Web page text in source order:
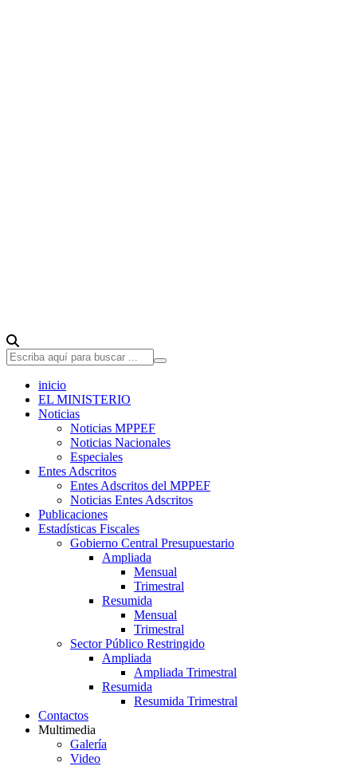
inicio
EL MINISTERIO
Noticias
Noticias MPPEF
Noticias Nacionales
Especiales
Entes Adscritos
Entes Adscritos del MPPEF
Noticias Entes Adscritos
Publicaciones
Estadísticas Fiscales
Gobierno Central Presupuestario
Ampliada
Mensual
Trimestral
Resumida
Mensual
Trimestral
Sector Público Restringido
Ampliada
Ampliada Trimestral
Resumida
Resumida Trimestral
Contactos
Multimedia
Galería
Video